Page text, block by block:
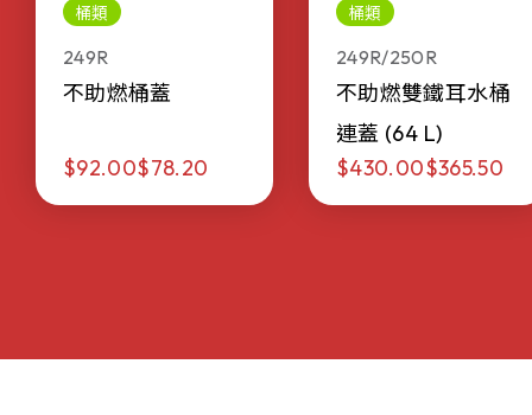
桶類
249R
不助燃桶蓋
$92.00$78.20
桶類
249R/250R
不助燃雙鐵耳水桶
連蓋 (64 L)
$430.00$365.50